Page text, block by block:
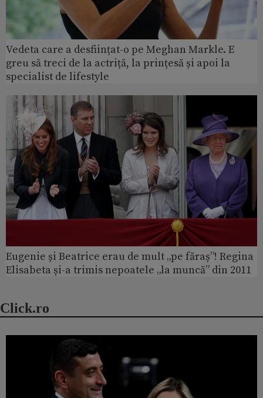
Vedeta care a desființat-o pe Meghan Markle. E
greu să treci de la actriță, la prințesă și apoi la
specialist de lifestyle
Eugenie și Beatrice erau de mult „pe făraș”! Regina
Elisabeta și-a trimis nepoatele „la muncă” din 2011
Click.ro